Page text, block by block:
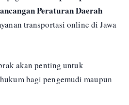
Peraturan Daerah
transportasi online di Jawa
akan penting untuk
bagi pengemudi maupun